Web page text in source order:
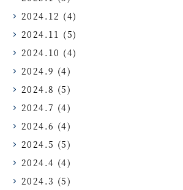
2024.12 (4)
2024.11 (5)
2024.10 (4)
2024.9 (4)
2024.8 (5)
2024.7 (4)
2024.6 (4)
2024.5 (5)
2024.4 (4)
2024.3 (5)